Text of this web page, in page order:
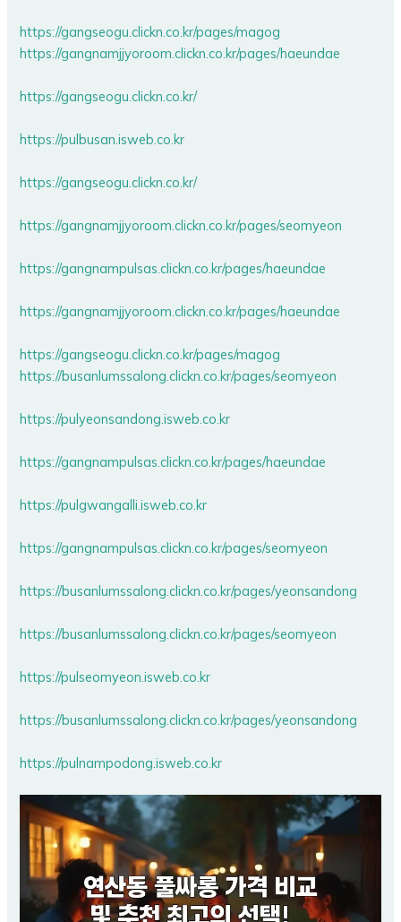
https://gangseogu.clickn.co.kr/pages/magog
https://gangnamjjyoroom.clickn.co.kr/pages/haeundae
https://gangseogu.clickn.co.kr/
https://pulbusan.isweb.co.kr
https://gangseogu.clickn.co.kr/
https://gangnamjjyoroom.clickn.co.kr/pages/seomyeon
https://gangnampulsas.clickn.co.kr/pages/haeundae
https://gangnamjjyoroom.clickn.co.kr/pages/haeundae
https://gangseogu.clickn.co.kr/pages/magog
https://busanlumssalong.clickn.co.kr/pages/seomyeon
https://pulyeonsandong.isweb.co.kr
https://gangnampulsas.clickn.co.kr/pages/haeundae
https://pulgwangalli.isweb.co.kr
https://gangnampulsas.clickn.co.kr/pages/seomyeon
https://busanlumssalong.clickn.co.kr/pages/yeonsandong
https://busanlumssalong.clickn.co.kr/pages/seomyeon
https://pulseomyeon.isweb.co.kr
https://busanlumssalong.clickn.co.kr/pages/yeonsandong
https://pulnampodong.isweb.co.kr